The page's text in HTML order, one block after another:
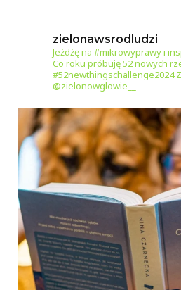
zielonawsrodludzi
Jeżdżę na #mikrowyprawy i
Co roku próbuję 52 nowych
#52newthingschallenge2024
@zielonowglowie__